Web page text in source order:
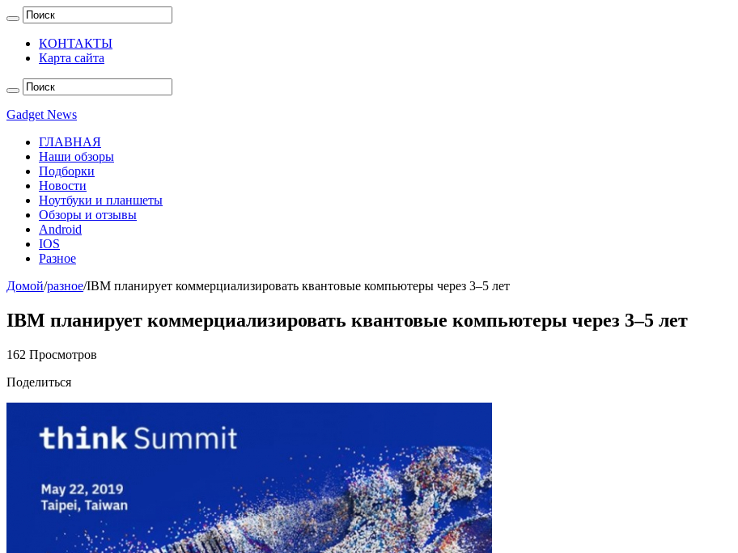
КОНТАКТЫ
Карта сайта
Gadget News
ГЛАВНАЯ
Наши обзоры
Подборки
Новости
Ноутбуки и планшеты
Обзоры и отзывы
Android
IOS
Разное
Домой/разное/IBM планирует коммерциализировать квантовые компьютеры через 3–5 лет
IBM планирует коммерциализировать квантовые компьютеры через 3–5 лет
162 Просмотров
Поделиться